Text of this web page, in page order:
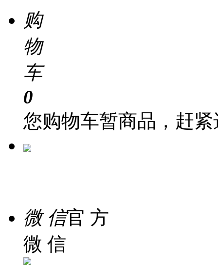
购
物
车
0
您购物车暂商品，赶
微 信官 方
微 信